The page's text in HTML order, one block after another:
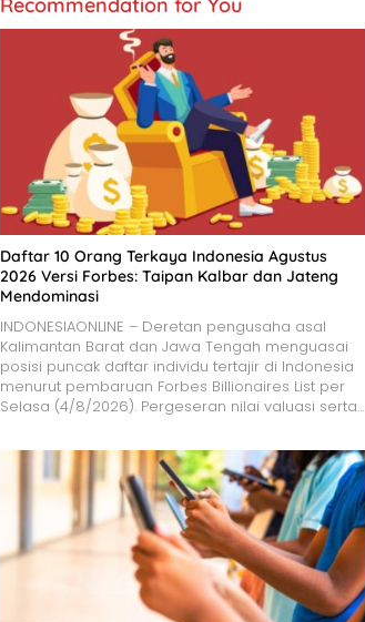
Recommendation for You
​Daftar 10 Orang Terkaya Indonesia Agustus
2026 Versi Forbes: Taipan Kalbar dan Jateng
Mendominasi
INDONESIAONLINE – Deretan pengusaha asal
Kalimantan Barat dan Jawa Tengah menguasai
posisi puncak daftar individu tertajir di Indonesia
menurut pembaruan Forbes Billionaires List per
Selasa (4/8/2026). Pergeseran nilai valuasi serta…